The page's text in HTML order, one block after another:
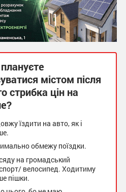
містом після
стрибка цін на
їздити на авто, як і
обмежу поїздки.
на громадський
велосипед. Ходитиму
пішки.